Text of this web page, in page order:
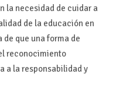
la necesidad de cuidar a
de la educación en
de que una forma de
reconocimiento
a la responsabilidad y